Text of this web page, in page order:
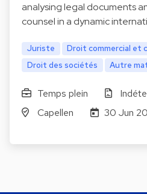
analysing legal documents
counsel in a dynamic
Juriste
Droit commercial et
Droit des sociétés
Autre
Temps plein
Capellen
30 Jun